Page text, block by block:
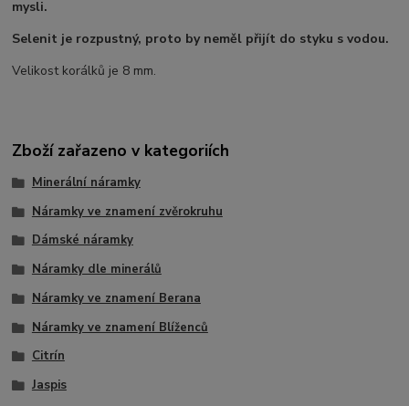
mysli.
Selenit je rozpustný, proto by neměl přijít do styku s vodou.
Velikost korálků je 8 mm.
Zboží zařazeno v kategoriích
Minerální náramky
Náramky ve znamení zvěrokruhu
Dámské náramky
Náramky dle minerálů
Náramky ve znamení Berana
Náramky ve znamení Blíženců
Citrín
Jaspis